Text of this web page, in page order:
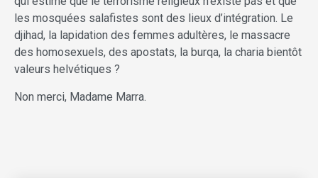
les mosquées salafistes sont des lieux d’intégration. Le
djihad, la lapidation des femmes adultères, le massacre
des homosexuels, des apostats, la burqa, la charia bientôt
valeurs helvétiques ?
Non merci, Madame Marra.